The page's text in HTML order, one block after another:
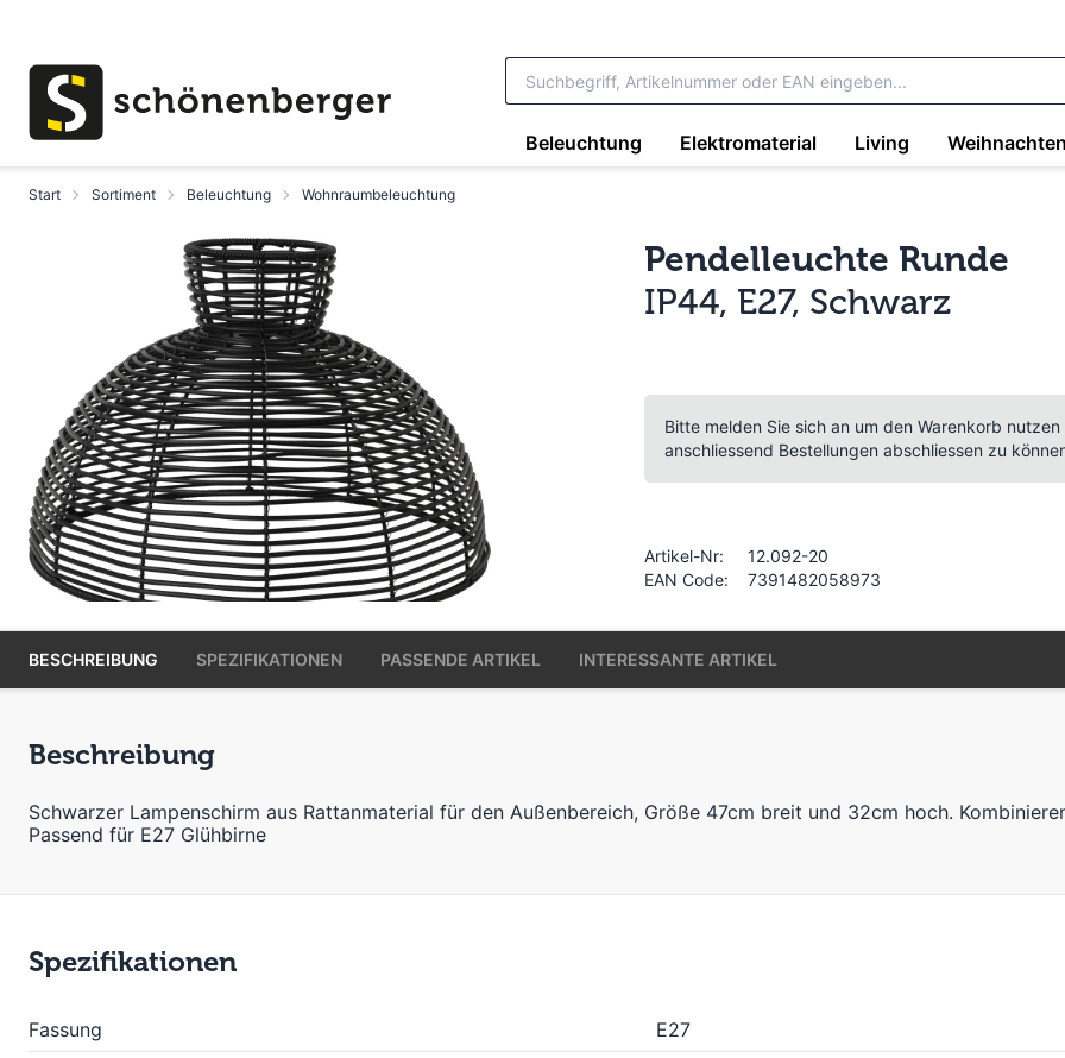
Beleuchtung Elektromaterial Living
Start Sortiment Beleuchtung Wohnraumbeleuchtung
Pendelleuchte Runde
IP44, E27, Schwarz
Bitte melden Sie sich an um den Warenkorb
anschliessend Bestellungen abschliessen zu
Artikel-Nr:
12.092-20
EAN Code:
7391482058973
BESCHREIBUNG SPEZIFIKATIONEN PASSENDE ARTIKEL INTERESSANTE ARTIKEL
Beschreibung
Schwarzer Lampenschirm aus Rattanmaterial für den Außenbereich, Größe 47cm breit und 32cm hoch.
Passend für E27 Glühbirne
Spezifikationen
Fassung
E27